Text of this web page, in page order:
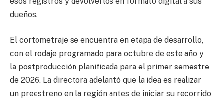
dueños.
El cortometraje se encuentra en etapa de desarrollo,
con el rodaje programado para octubre de este año y
la postproducción planificada para el primer semestre
de 2026. La directora adelantó que la idea es realizar
un preestreno en la región antes de iniciar su recorrido